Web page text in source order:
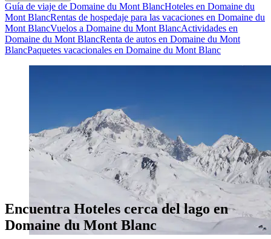
Guía de viaje de Domaine du Mont BlancHoteles en Domaine du
Mont BlancRentas de hospedaje para las vacaciones en Domaine du
Mont BlancVuelos a Domaine du Mont BlancActividades en
Domaine du Mont BlancRenta de autos en Domaine du Mont
BlancPaquetes vacacionales en Domaine du Mont Blanc
Encuentra Hoteles cerca del lago en
Domaine du Mont Blanc